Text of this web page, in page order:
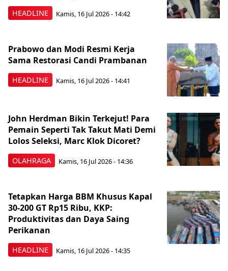
HEADLINE Kamis, 16 Jul 2026 - 14:42
HEADLINE
Prabowo dan Modi Resmi Kerja
Sama Restorasi Candi Prambanan
Kamis, 16 Jul 2026 - 14:41
OLAHRAGA
John Herdman Bikin Terkejut! Para
Pemain Seperti Tak Takut Mati Demi
Lolos Seleksi, Marc Klok Dicoret?
Kamis, 16 Jul 2026 - 14:36
HEADLINE
Tetapkan Harga BBM Khusus Kapal
30-200 GT Rp15 Ribu, KKP:
Produktivitas dan Daya Saing
Perikanan
Kamis, 16 Jul 2026 - 14:35